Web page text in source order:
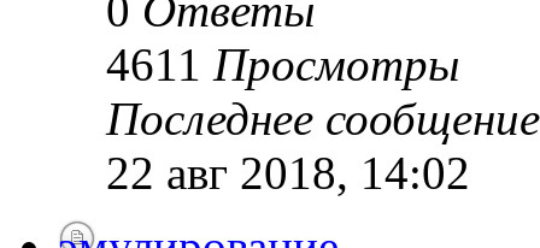
0 Ответы
4611 Просмотры
Последнее
22 авг 2018, 14:02